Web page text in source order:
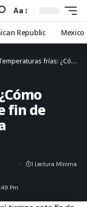
Aa
Republic Mexico
frías: ¿Cómo estará el tiempo este fin de semana en República Dominicana?
fin de
Pm
1 Lectura Mínima